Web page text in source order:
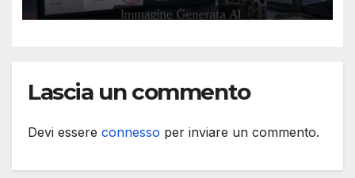
Lascia un commento
Devi essere connesso per inviare un commento.